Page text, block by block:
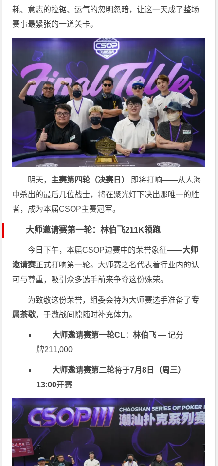
耗、意志的拉锯、运气的忽明忽暗，让这一天成了整场
赛事最紧张的一道关卡。
明天， 主赛第四轮（决赛日）
即将打响——从人海
中杀出的最后几位战士，将在聚光灯下决出那唯一的胜
者，成为本届CSOP主赛冠军。
大师邀请赛第一轮：林伯飞211K领跑
今日下午，本届CSOP边赛中的荣誉象征——大师
邀请赛正式打响第一轮。大师赛之名代表着行业内的认
可与尊重，吸引众多选手前来争夺这份殊荣。
为致敬这份荣誉，组委会特为大师赛选手准备了专
属茶歇，于激战间隙随时补充体力。
大师邀请赛第一轮CL：林伯飞 — 记分
牌211,000
大师邀请赛第二轮将于7月8日（周三）
13:00开赛